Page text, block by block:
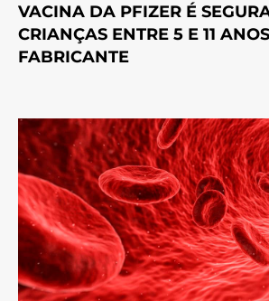
VACINA DA PFIZER É
CRIANÇAS ENTRE 5 E 11
FABRICANTE